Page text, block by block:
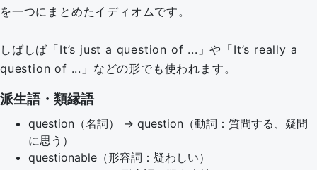
を一つにまとめたイディオムです。
しばしば「It’s just a question of ...」や「It’s really a
question of ...」などの形でも使われます。
派生語・類縁語
question（名詞） → question（動詞：質問する、疑問
に思う）
questionable（形容詞：疑わしい）